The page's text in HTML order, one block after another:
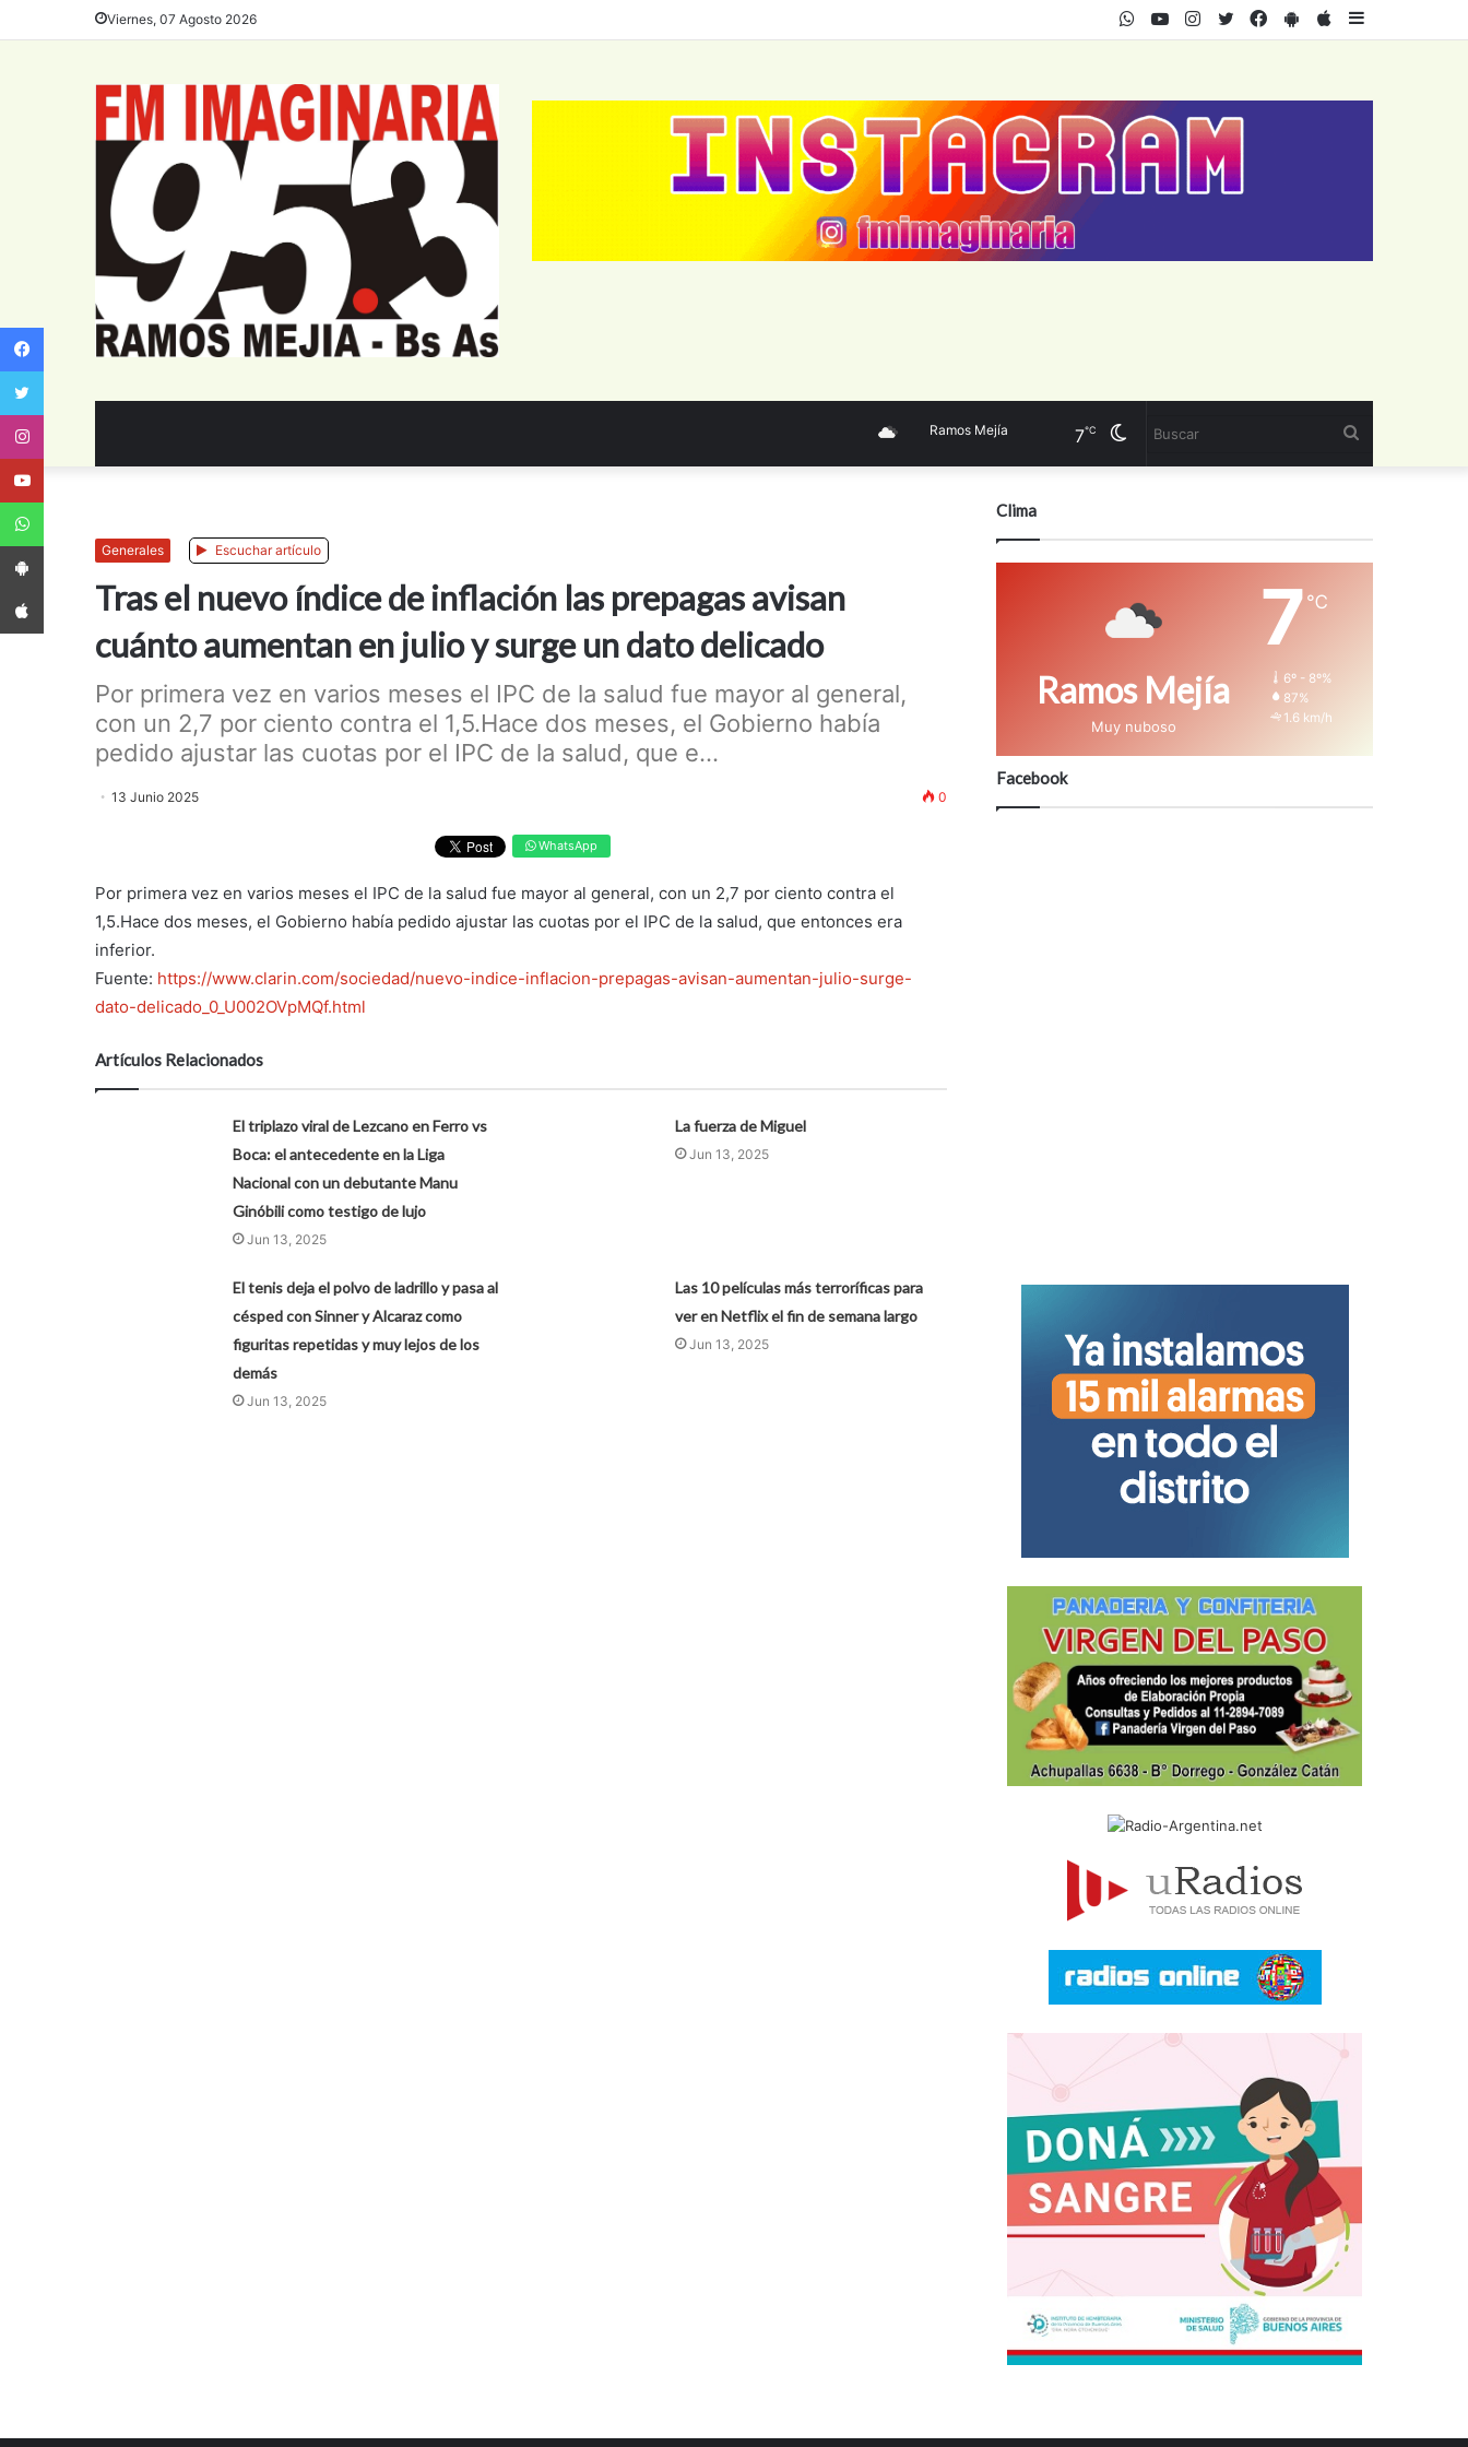
Viernes, 07 Agosto 2026 AppStore
PlayStore
Facebook
Twitter
Instagram
Youtube
WhatsApp
Cambiar
Ramos Mejía 7℃
Generales Escuchar artículo
Tras el nuevo índice de inflación las prepagas avisan
cuánto aumentan en julio y surge un dato delicado
Por primera vez en varios meses el IPC de la salud fue mayor al general,
con un 2,7 por ciento contra el 1,5.Hace dos meses, el Gobierno había
pedido ajustar las cuotas por el IPC de la salud, que e...
13 Junio 2025 0
WhatsApp
Por primera vez en varios meses el IPC de la salud fue mayor al general, con un 2,7 por ciento contra el
1,5.Hace dos meses, el Gobierno había pedido ajustar las cuotas por el IPC de la salud, que entonces era
inferior.
Fuente: https://www.clarin.com/sociedad/nuevo-indice-inflacion-prepagas-avisan-aumentan-julio-surge-
dato-delicado_0_U002OVpMQf.html
Artículos Relacionados
El triplazo viral de Lezcano en Ferro vs
Boca: el antecedente en la Liga
Nacional con un debutante Manu
Ginóbili como testigo de lujo
Jun 13, 2025
La fuerza de Miguel
Jun 13, 2025
El tenis deja el polvo de ladrillo y pasa al
césped con Sinner y Alcaraz como
figuritas repetidas y muy lejos de los
demás
Jun 13, 2025
Las 10 películas más terroríficas para
ver en Netflix el fin de semana largo
Jun 13, 2025
Clima
Ramos Mejía
Muy nuboso
7 ℃
6º - 8º%
87%
1.6 km/h
Facebook
Facebook
App Android